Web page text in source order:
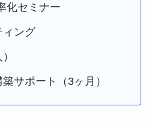
化セミナー
ング
サポート（3ヶ月）